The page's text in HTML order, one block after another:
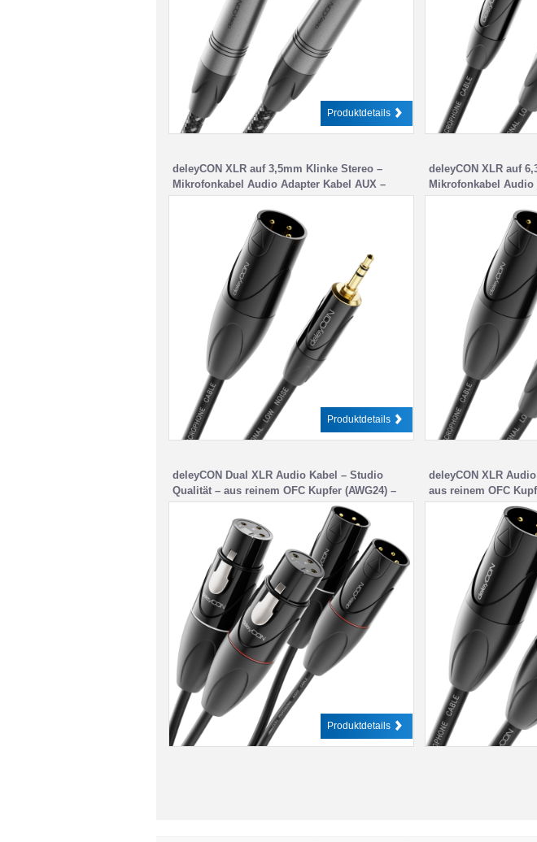
Produktdetails
deleyCON XLR auf 3,5mm Klinke Stereo –
Mikrofonkabel Audio Adapter Kabel AUX –
Studio Qualität – aus reinem OFC Kupfer
(AWG24) XLR Stecker auf Klinke 3,5mm Stecker
– Metallverriegelung
Produktdetails
deleyCON XLR auf
Mikrofonkabel Audio
Studio Qualität –
(AWG24) XLR
Stecker –
deleyCON Dual XLR Audio Kabel – Studio
Qualität – aus reinem OFC Kupfer (AWG24) –
Mikrofonkabel mit EMI- und RFI-Unterdrückung
– Metallverriegelung & Vergoldeten Kontakten –
3 Polig DMX
Produktdetails
deleyCON XLR
aus reinem OFC
Mikrofonkabel mit
– mit
Kontakten – 3 Polig